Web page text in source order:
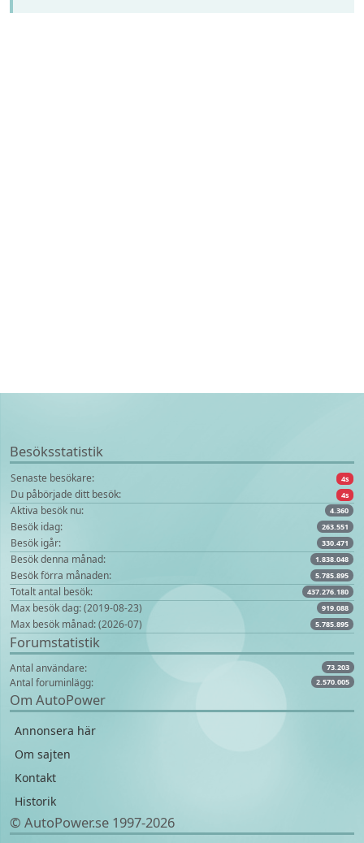
Besöksstatistik
Senaste besökare: 4s
Du påbörjade ditt besök: 4s
Aktiva besök nu: 4.360
Besök idag: 263.551
Besök igår: 330.471
Besök denna månad: 1.838.048
Besök förra månaden: 5.785.895
Totalt antal besök: 437.276.180
Max besök dag: (2019-08-23) 919.088
Max besök månad: (2026-07) 5.785.895
Forumstatistik
Antal användare: 73.203
Antal foruminlägg: 2.570.005
Om AutoPower
Annonsera här
Om sajten
Kontakt
Historik
© AutoPower.se 1997‑2026